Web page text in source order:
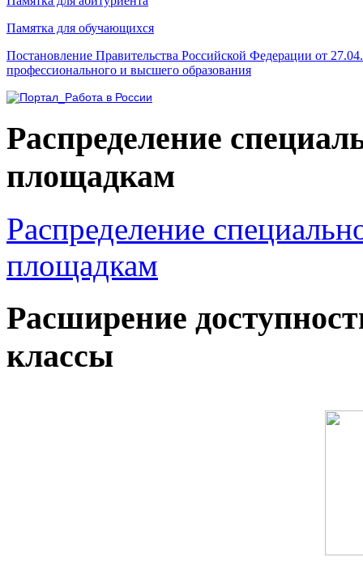
Памятка для обучающихся
Постановление Правительства Российской Федерации от
профессионального и высшего образования
Распределение
площадкам
Распределение
площадкам
Расширение
классы